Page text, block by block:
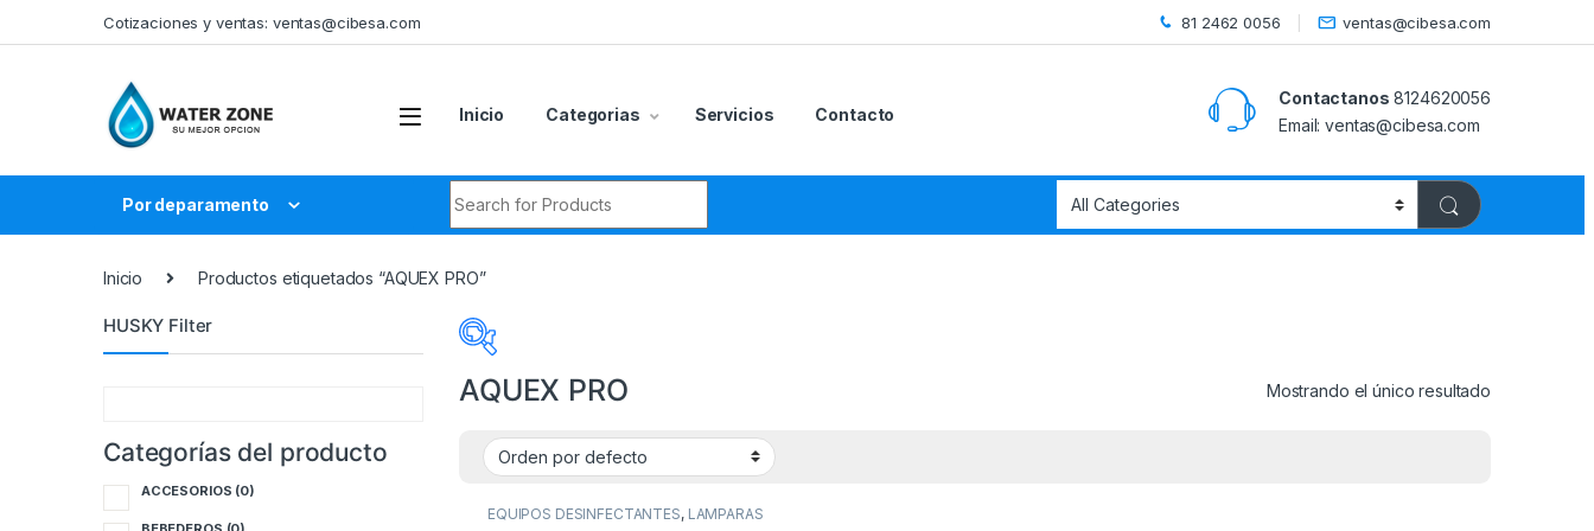
Cotizaciones y ventas: ventas@cibesa.com 81 2462 0056 ventas@cibesa.com
Inicio Categorias Servicios Contacto
Contactanos 8124620056
Email:ventas@cibesa.com
Por deparamento
Inicio Productos etiquetados “AQUEX PRO”
Categorías del producto
AQUEX PRO Mostrando el único resultado
EQUIPOS DESINFECTANTES, LAMPARAS
HUSKY Filter
Categorías del producto
ACCESORIOS (0)